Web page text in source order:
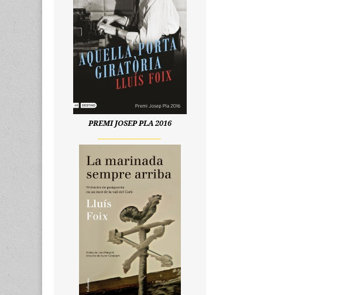
PREMI JOSEP PLA 2016